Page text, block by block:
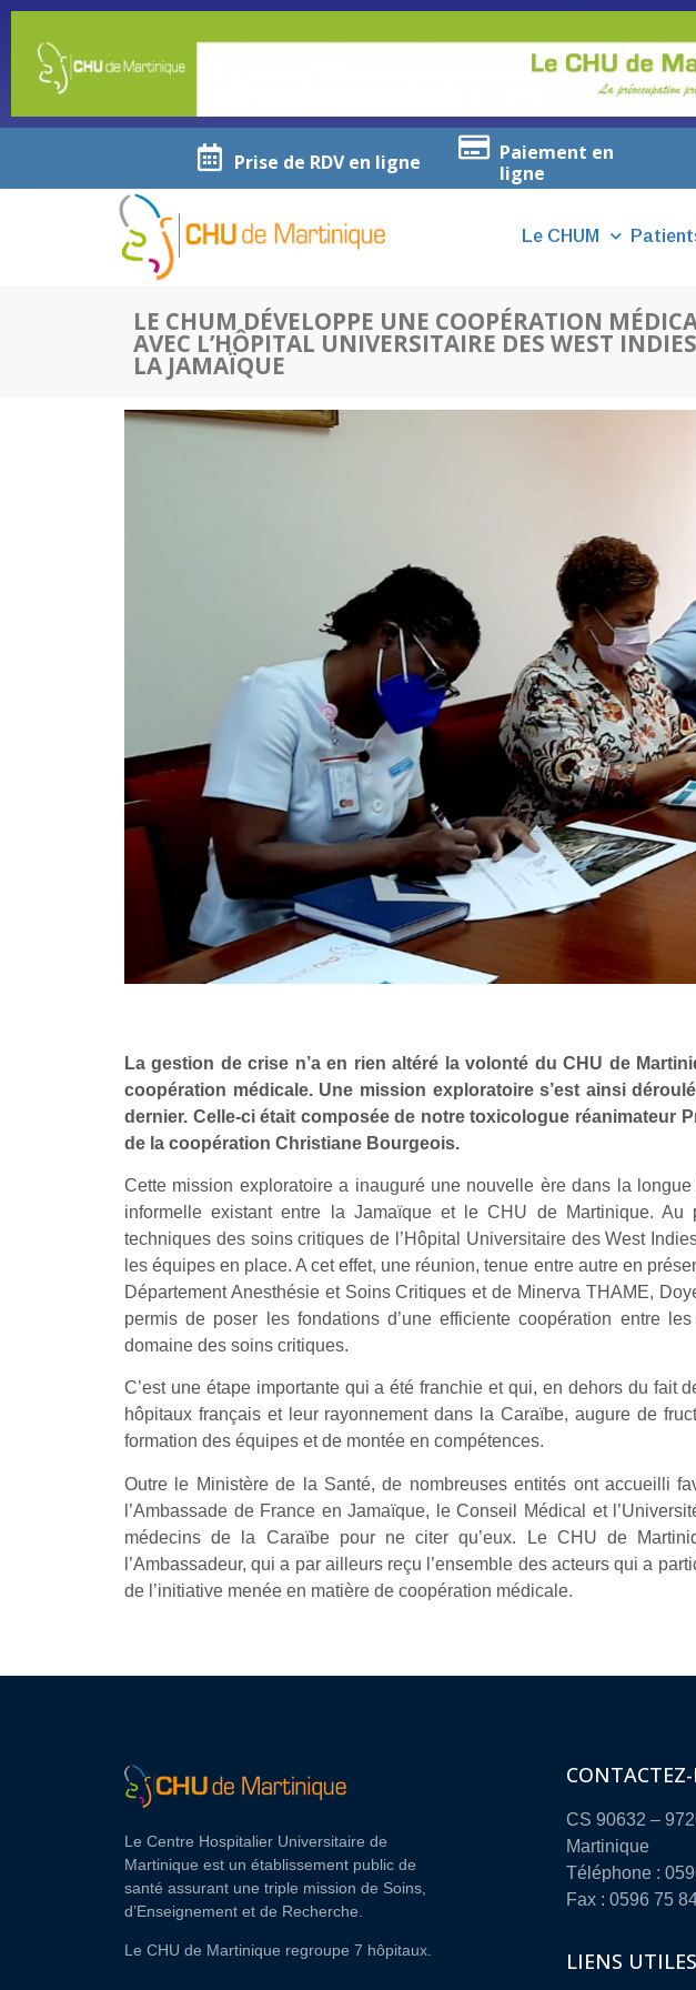
Prise de RDV en ligne
Paiement en
ligne
Le CHUM
LE CHUM DÉVELOPPE UNE COOPÉRATION
AVEC L’HÔPITAL UNIVERSITAIRE DES WEST
LA JAMAÏQUE
La gestion de crise n’a en rien altéré la volonté du CHU de
coopération médicale. Une mission exploratoire s’est ainsi
dernier. Celle-ci était composée de notre toxicologue réanimateur
de la coopération Christiane Bourgeois.
Cette mission exploratoire a inauguré une nouvelle ère dans la
informelle existant entre la Jamaïque et le CHU de Martinique. Au
techniques des soins critiques de l’Hôpital Universitaire des West
les équipes en place. A cet effet, une réunion, tenue entre autre en
Département Anesthésie et Soins Critiques et de Minerva THAME,
permis de poser les fondations d’une efficiente coopération entre
domaine des soins critiques.
C’est une étape importante qui a été franchie et qui, en dehors du fait
hôpitaux français et leur rayonnement dans la Caraïbe, augure de
formation des équipes et de montée en compétences.
Outre le Ministère de la Santé, de nombreuses entités ont accueilli
l’Ambassade de France en Jamaïque, le Conseil Médical et
médecins de la Caraïbe pour ne citer qu’eux. Le CHU de
l’Ambassadeur, qui a par ailleurs reçu l’ensemble des acteurs qui a
de l’initiative menée en matière de coopération médicale.
Le Centre Hospitalier Universitaire de
Martinique est un établissement public de
santé assurant une triple mission de Soins,
d’Enseignement et de Recherche.
Le CHU de Martinique regroupe 7 hôpitaux.
CS 90632 –
Martinique
Téléphone :
Fax : 0596 75
LIENS UTILES